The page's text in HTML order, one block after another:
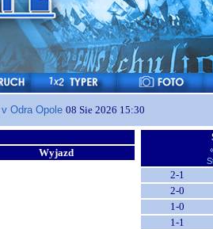
Odra Opole 08 Sie 2026 15:30
Wyjazd
2-1
2-0
1-0
1-1